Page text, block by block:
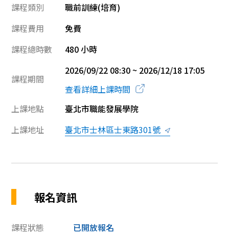
課程類別
職前訓練(培育)
課程費用
免費
課程總時數
480 小時
課程期間
2026/09/22 08:30 ~ 2026/12/18 17:05
查看詳細上課時間
上課地點
臺北市職能發展學院
上課地址
臺北市士林區士東路301號
報名資訊
課程狀態 已開放報名